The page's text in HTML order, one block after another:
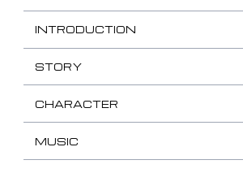
INTRODUCTION
STORY
CHARACTER
MUSIC